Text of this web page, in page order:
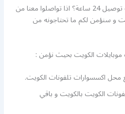
هل تبحثون عن محل تلفونات توصيل 24 ساعة؟ اذا تواصلوا معنا من
و سنؤمن لكم ما تحتاجونه من
الكويت بحيث نؤمن :
اكسسوارات تلفونات الكويت.
الكويت بالكويت و باقي